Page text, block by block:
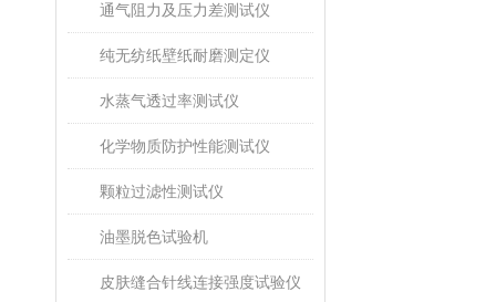
通气阻力及压力差测试仪
纯无纺纸壁纸耐磨测定仪
水蒸气透过率测试仪
化学物质防护性能测试仪
颗粒过滤性测试仪
油墨脱色试验机
皮肤缝合针线连接强度试验仪